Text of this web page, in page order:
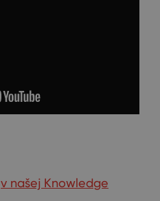
v našej Knowledge